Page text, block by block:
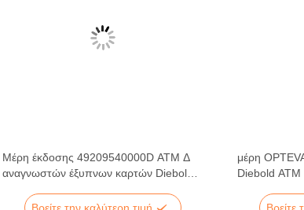
Μέρη έκδοσης 49209540000D ATM Δ
αναγνωστών έξυπνων καρτών Diebold
Βρείτε την καλύτερη τιμή
μέρη
Diebold
Βρείτε